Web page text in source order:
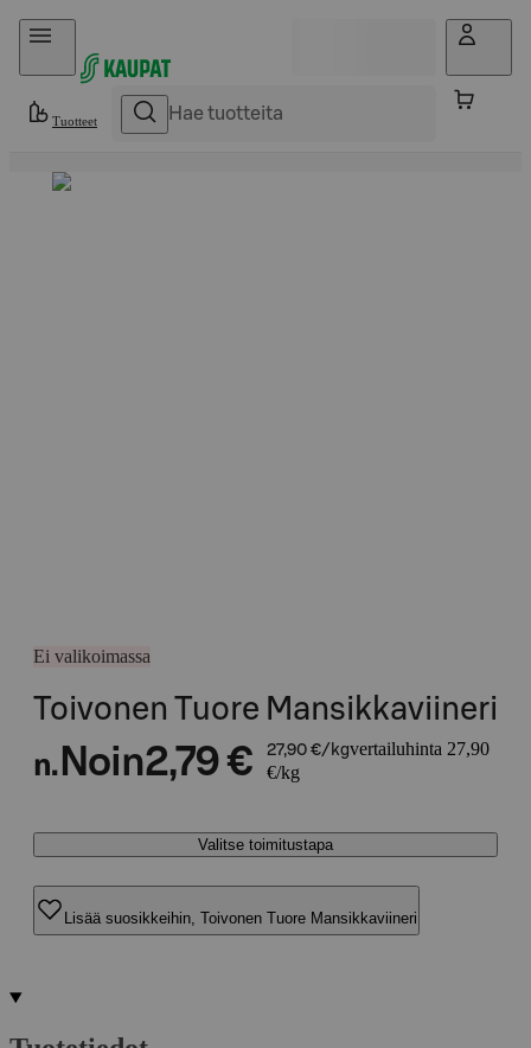
Hyppää sisältöön
Tuotteet
Ei valikoimassa
Toivonen Tuore Mansikkaviineri
n. Noin2,79 € 27,90 €/kgvertailuhinta 27,90
€/kg
Valitse toimitustapa
Lisää suosikkeihin, Toivonen Tuore Mansikkaviineri